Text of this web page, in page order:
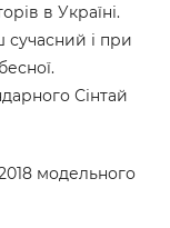
в Україні.
сучасний і при
Сінтай
модельного